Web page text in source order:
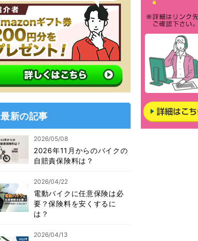
最新の記事
2026/05/08
2026年11月からのバイクの
自賠責保険料は？
2026/04/22
電動バイクに任意保険は必
要？保険料を安くするに
は？
2026/04/13